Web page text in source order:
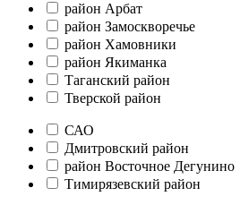
район Арбат
район Замоскворечье
район Хамовники
район Якиманка
Таганский район
Тверской район
САО
Дмитровский район
район Восточное Дегунино
Тимирязевский район